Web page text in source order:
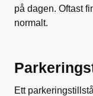
på dagen. Oftast
normalt.
Ett